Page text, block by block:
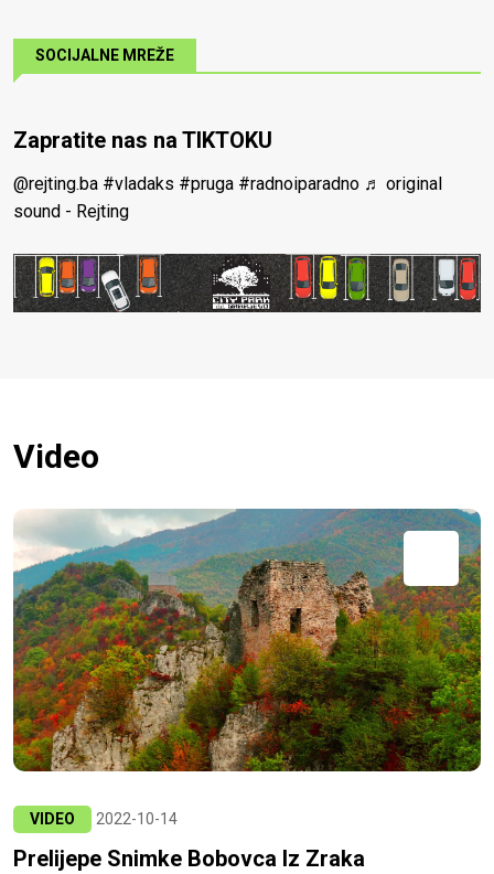
SOCIJALNE MREŽE
Zapratite nas na TIKTOKU
@rejting.ba #vladaks #pruga #radnoiparadno ♬ original
sound - Rejting
Video
VIDEO 2022-10-14
Prelijepe Snimke Bobovca Iz Zraka